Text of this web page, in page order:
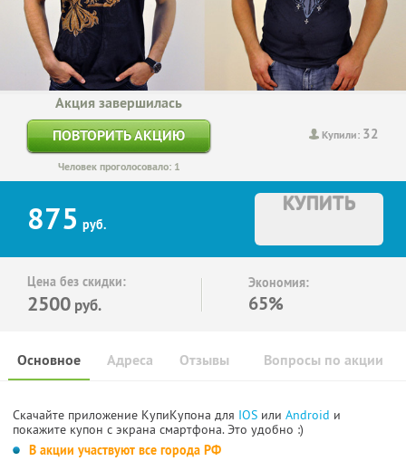
Купили: 32
Акция завершилась
ПОВТОРИТЬ АКЦИЮ
Человек проголосовало: 1
875 руб.
КУПИТЬ
Цена без скидки:
2500 руб.
Экономия:
65%
Основное Отзывы Вопросы по акции
Адреса
Скачайте приложение КупиКупона для IOS или Android и
покажите купон с экрана смартфона. Это удобно :)
В акции участвуют все города РФ